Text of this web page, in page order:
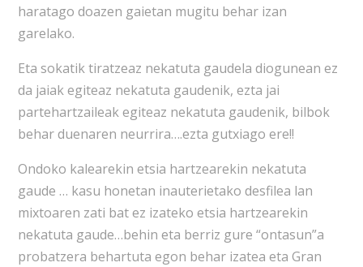
haratago doazen gaietan mugitu behar izan
garelako.
Eta sokatik tiratzeaz nekatuta gaudela diogunean ez
da jaiak egiteaz nekatuta gaudenik, ezta jai
partehartzaileak egiteaz nekatuta gaudenik, bilbok
behar duenaren neurrira….ezta gutxiago ere!!
Ondoko kalearekin etsia hartzearekin nekatuta
gaude … kasu honetan inauterietako desfilea lan
mixtoaren zati bat ez izateko etsia hartzearekin
nekatuta gaude…behin eta berriz gure “ontasun”a
probatzera behartuta egon behar izatea eta Gran